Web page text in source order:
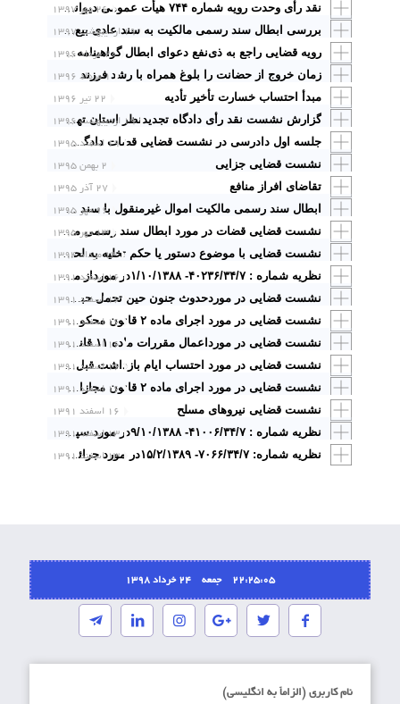
۲۶ مهر ۱۳۹۷ نقد رأی وحدت رویه شماره ۷۴۴ هیأت عمومی دیوانعالی کشور مورخ ۱۳۹۴/۸/۱۹ درملاک تشخیص درجه در مجازات‌های متعدد
۱۹ اردیبهشت ۱۳۹۷ بررسی ابطال سند رسمی مالکیت به سند عادی بیع با تاریخ مقدم
۲۰ مرداد ۱۳۹۶ رویه قضایی راجع به ذی‌نفعِ دعوای ابطال گواهینامه اختراع
۱ مرداد ۱۳۹۶
زمان خروج از حضانت را بلوغ همراه با رشد فرزند
۲۲ تیر ۱۳۹۶ مبدأ احتساب خسارت تأخیر تأدیه
۱۹ اردیبهشت ۱۳۹۶ گزارش نشست نقد رأی دادگاه تجدیدنظر استان تهران شمول حکم یا عدم شمول تبصره یک ماده یک قانون تشدید مجازات مرتکبین ارتشاء، اختلاس و کلاهبرداری نسبت به جرایم در حکم کلاهبرداری
۱۹ اسفند ۱۳۹۵ جلسه اول دادرسی در نشست قضایی قضات دادگستری استان تهران 17 اسفند 1395
۲ بهمن ۱۳۹۵ نشست قضایی جزایی
۲۷ آذر ۱۳۹۵ تقاضای افراز منافع
۱۶ مهر ۱۳۹۵ ابطال سند رسمی مالکیت اموال غیرمنقول با سند عادی
۱۳ مهر ۱۳۹۵ نشست قضایی قضات در مورد ابطال سند رسمی مالکیت اموال غیرمنقول با سند عادی
۱۳ مرداد ۱۳۹۴ نشست قضایى با موضوع دستور یا حکم تخلیه به لحاظ عدم رعایت شروط مندرج در قانون
۱۶ اسفند ۱۳۹۱ نظریه شماره : ۴۰۲۳۶/۳۴/۷- ۱/۱۰/۱۳۸۸در مورداز مفاد اصل ۱۶۷ قانون اساسی و ماده (۲۱۴) ق.آ.د.ک۷۸، نمی توان افاده جعل جرم جدید نسبت به افعالی که قانون برای آن مجازات تعیین نکرده،نمود
۱۶ اسفند ۱۳۹۱ نشست قضایی در موردحدوث جنون حین تحمل حبس یا حین ارتکاب جرم
۱۶ اسفند ۱۳۹۱ نشست قضایی در مورد اجرای ماده ۲ قانون محکومیت های مالی و رسیدگی به تقاضای اعسار که به موجب ماده ۶۵ قانون مجازات جرائم نیروهای مسلح سابق صادره شده، منع قانونی ندارد
۱۶ اسفند ۱۳۹۱ نشست قضایی در مورداعمال مقررات ماده ۱۱ قانون مجازات اسلامی در مورد احکامی که در حال اجرا باشد، منعی ندارد
۱۶ اسفند ۱۳۹۱ نشست قضایی در مورد احتساب ایام بازداشت قبل از محکومیت تأثیری در وضعیت خدمتی متهمان قبل از قطعی شدن رأی ندارد
۱۶ اسفند ۱۳۹۱ نشست قضایی در مورد اجرای ماده ۲ قانون مجازات جرائم نیروهای مسلح تداخل و یا تعارضی با اجرای ماده ۶ قانون اصلاح پاره ای از قوانین دادگستری ندارد
۱۶ اسفند ۱۳۹۱ نشست قضایی نیروهای مسلح
۱۳ اسفند ۱۳۹۱ نظریه شماره : ۴۱۰۰۶/۳۴/۷- ۹/۱۰/۱۳۸۸در مورد سپرده شدن سلاح و مهمات از شرایط لازم تحقق بزه موضوع ماده (۸۳) ق.م.ج.ن.م، می باشد
۱۳ اسفند ۱۳۹۱ نظریه شماره: ۷۰۶۶/۳۴/۷- ۱۵/۲/۱۳۸۹در مورد جرائم حمل و نگهداری موادمخدر و حمل و نگهداری شیشه، مختلف بوده و هر یک مستوجب مجازات جداگانه می باشد
22:25:05 جمعه ۲۴ خرداد ۱۳۹۸
نام کاربری (الزاماَ به انگلیسی)